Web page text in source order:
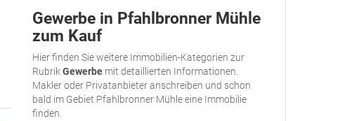
Gewerbe in Pfahlbronner Mühle
zum Kauf
Hier finden Sie weitere Immobilien-Kategorien zur
Rubrik Gewerbe mit detaillierten Informationen.
Makler oder Privatanbieter anschreiben und schon
bald im Gebiet Pfahlbronner Mühle eine Immobilie
finden.